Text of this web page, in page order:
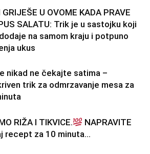
GRIJEŠE U OVOME KADA PRAVE
SALATU: Trik je u sastojku koji
na samom kraju i potpuno
ukus
nikad ne čekajte satima –
trik za odmrzavanje mesa za
RIŽA I TIKVICE.
NAPRAVITE
recept za 10 minuta…